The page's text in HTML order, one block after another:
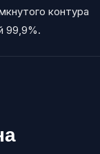
контура
99,9%.